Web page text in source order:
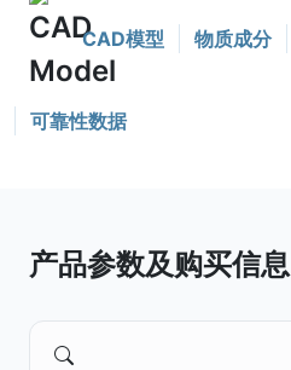
CAD模型 物质成分
可靠性数据
产品参数及购买信息